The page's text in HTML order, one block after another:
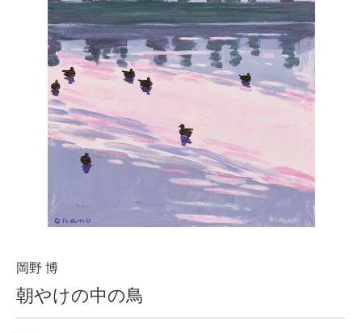
Art works
Catalog カタログ
Schedule スケジュール
ブログ
Contact
Purchase assessment
岡野 博
朝やけの中の鳥